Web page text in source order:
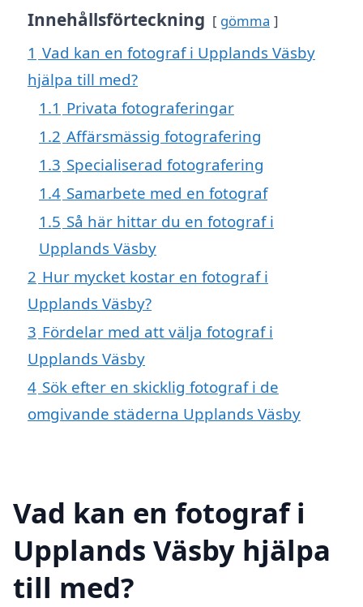
Innehållsförteckning gömma
1 Vad kan en fotograf i Upplands Väsby
hjälpa till med?
1.1 Privata fotograferingar
1.2 Affärsmässig fotografering
1.3 Specialiserad fotografering
1.4 Samarbete med en fotograf
1.5 Så här hittar du en fotograf i
Upplands Väsby
2 Hur mycket kostar en fotograf i
Upplands Väsby?
3 Fördelar med att välja fotograf i
Upplands Väsby
4 Sök efter en skicklig fotograf i de
omgivande städerna Upplands Väsby
Vad kan en fotograf i
Upplands Väsby hjälpa
till med?